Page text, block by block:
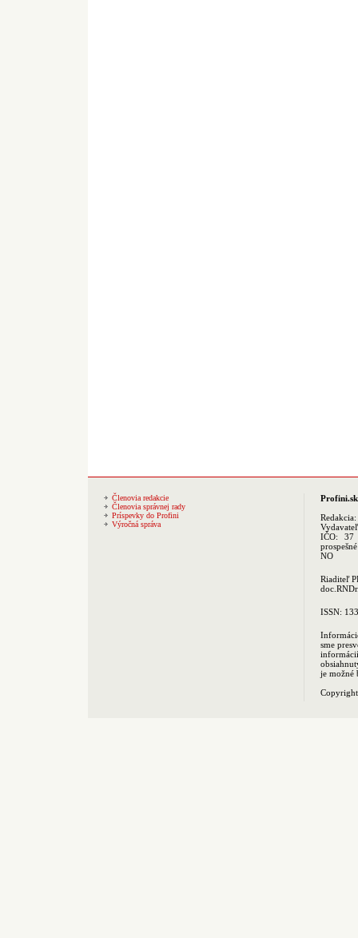
Členovia redakcie
Členovia správnej rady
Príspevky do Profini
Výročná správa
Profini.sk
Redakcia:
IČO: 37
NO
Riaditeľ
ISSN:
sme
je možné